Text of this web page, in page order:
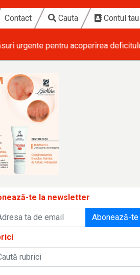
Contact Cauta Contul tau
• Ponderas Academic Hospital
te la newsletter
Abonează-te